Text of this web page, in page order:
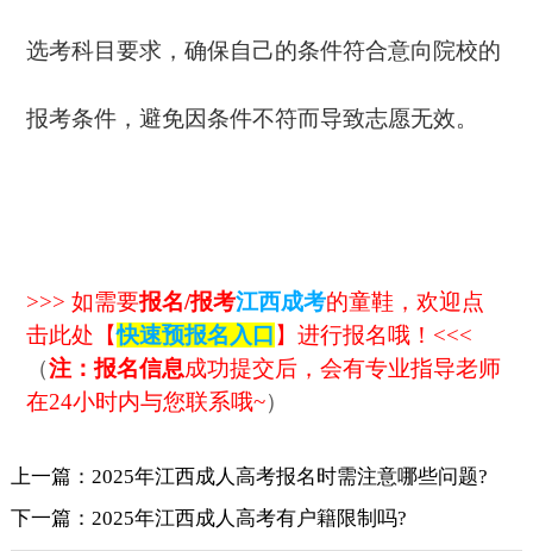
选考科目要求，确保自己的条件符合意向院校的
报考条件，避免因条件不符而导致志愿无效。
>>> 如需要报名/报考江西成考的童鞋，欢迎点
击此处
【快速预报名入口 】进行报名哦！<<<
（注：报名信息成功提交后，会有专业指导老师
在24小时内与您联系哦~）
上一篇：2025年江西成人高考报名时需注意哪些问题?
下一篇：2025年江西成人高考有户籍限制吗?